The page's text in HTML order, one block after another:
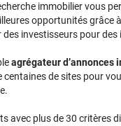
immobilier vous
opportunités grâce
des investisseurs pour
agrégateur d’annonces
centaines de sites pour
avec plus de 30 critères